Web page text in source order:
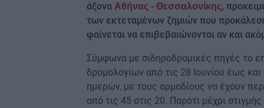
άξονα Αθήνας - Θεσσαλονίκης,
των εκτεταμένων ζημιών που
φαίνεται να επιβεβαιώνονται αν και
Σύμφωνα με σιδηροδρομικές πηγές το
δρομολογίων από τις 28 Ιουνίου έως και
ημερών, με τους αρμοδίους να έχουν
από τις 45 στις 20. Παρότι μέχρι